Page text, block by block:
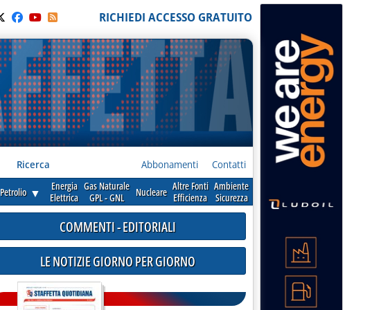
RICHIEDI ACCESSO GRATUITO
Ricerca Abbonamenti Contatti
Petrolio ▼
Energia
Elettrica
Gas Naturale
GPL - GNL
Nucleare Altre Fonti
Efficienza
Ambiente
Sicurezza
COMMENTI - EDITORIALI
LE NOTIZIE GIORNO PER GIORNO